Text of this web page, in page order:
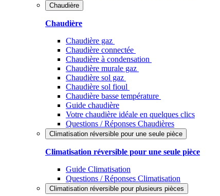
Chaudière
Chaudière
Chaudière gaz
Chaudière connectée
Chaudière à condensation
Chaudière murale gaz
Chaudière sol gaz
Chaudière sol fioul
Chaudière basse température
Guide chaudière
Votre chaudière idéale en quelques clics
Questions / Réponses Chaudières
Climatisation réversible pour une seule pièce
Climatisation réversible pour une seule pièce
Guide Climatisation
Questions / Réponses Climatisation
Climatisation réversible pour plusieurs pièces